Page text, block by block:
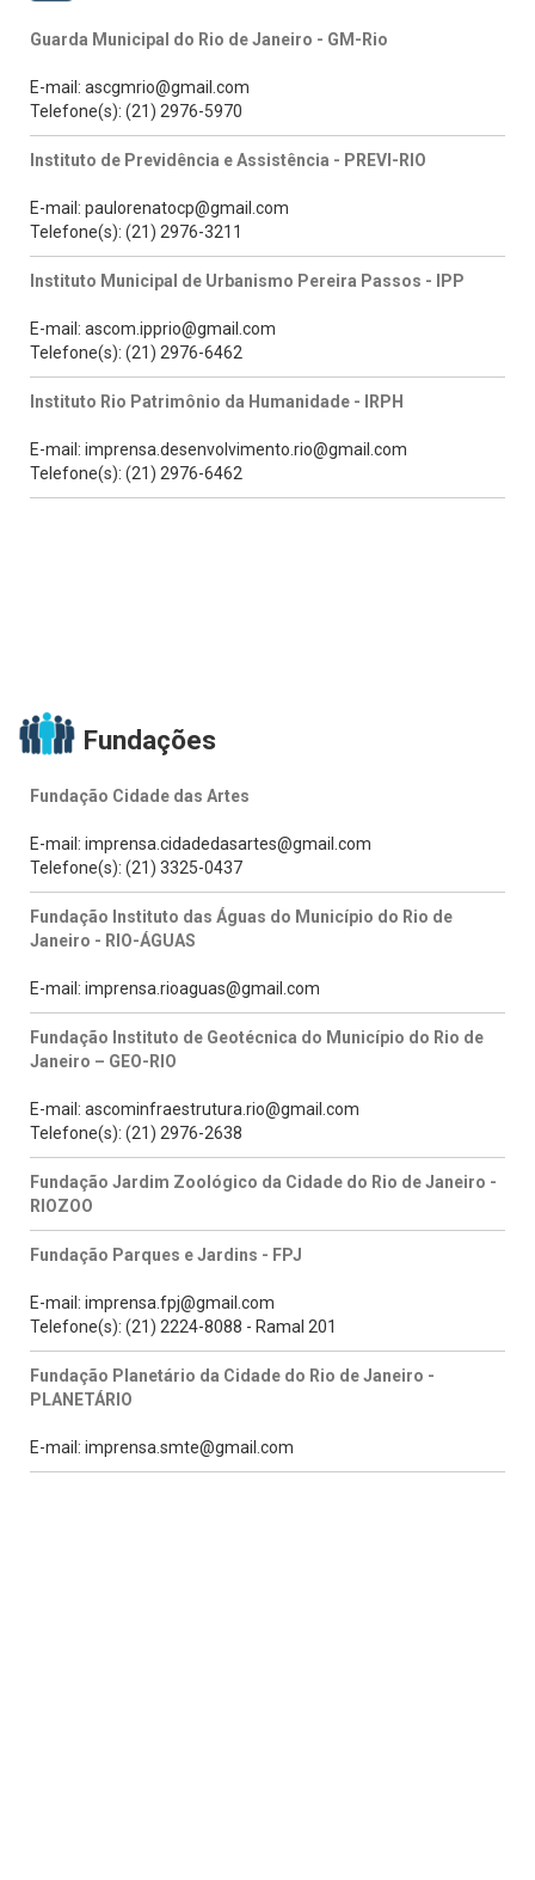
Guarda Municipal do Rio de Janeiro - GM-Rio
E-mail: ascgmrio@gmail.com
Telefone(s): (21) 2976-5970
Instituto de Previdência e Assistência - PREVI-RIO
E-mail: paulorenatocp@gmail.com
Telefone(s): (21) 2976-3211
Instituto Municipal de Urbanismo Pereira Passos - IPP
E-mail: ascom.ipprio@gmail.com
Telefone(s): (21) 2976-6462
Instituto Rio Patrimônio da Humanidade - IRPH
E-mail: imprensa.desenvolvimento.rio@gmail.com
Telefone(s): (21) 2976-6462
Fundações
Fundação Cidade das Artes
E-mail: imprensa.cidadedasartes@gmail.com
Telefone(s): (21) 3325-0437
Fundação Instituto das Águas do Município do Rio de
Janeiro - RIO-ÁGUAS
E-mail: imprensa.rioaguas@gmail.com
Fundação Instituto de Geotécnica do Município do Rio de
Janeiro – GEO-RIO
E-mail: ascominfraestrutura.rio@gmail.com
Telefone(s): (21) 2976-2638
Fundação Jardim Zoológico da Cidade do Rio de Janeiro -
RIOZOO
Fundação Parques e Jardins - FPJ
E-mail: imprensa.fpj@gmail.com
Telefone(s): (21) 2224-8088 - Ramal 201
Fundação Planetário da Cidade do Rio de Janeiro -
PLANETÁRIO
E-mail: imprensa.smte@gmail.com